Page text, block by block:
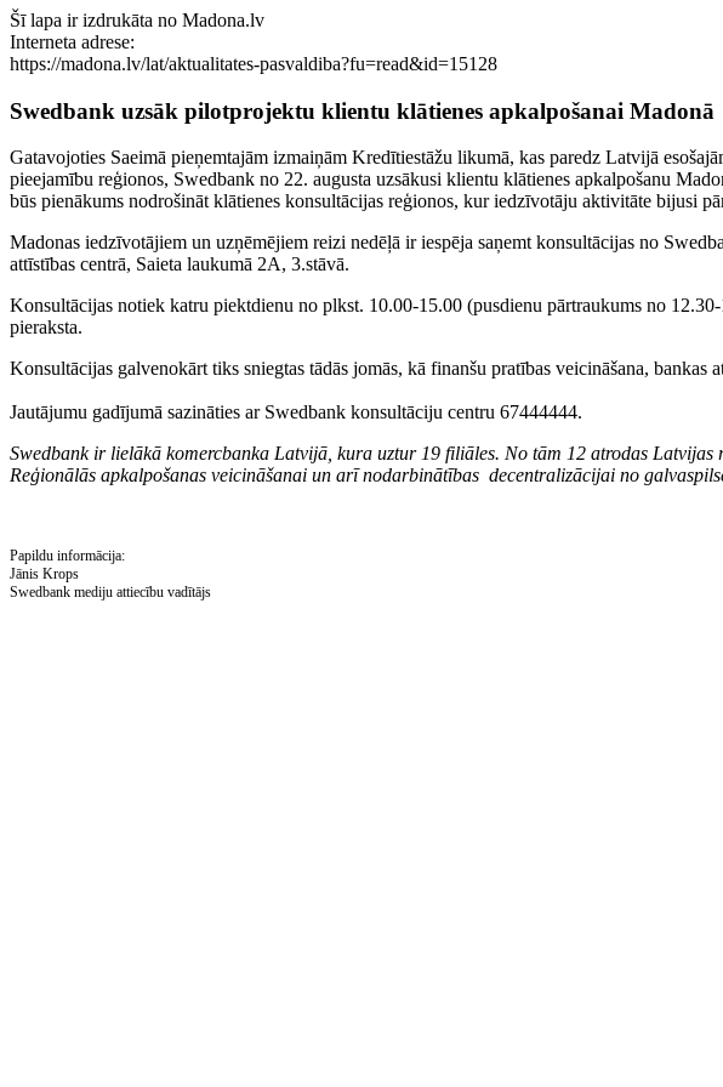
Šī lapa ir izdrukāta no Madona.lv
Interneta adrese:
https://madona.lv/lat/aktualitates-pasvaldiba?fu=read&id=15128
Swedbank uzsāk pilotprojektu klientu klātienes apkalpošanai Madonā
Gatavojoties Saeimā pieņemtajām izmaiņām Kredītiestāžu likumā, kas paredz Latvijā
pieejamību reģionos, Swedbank no 22. augusta uzsākusi klientu klātienes apkalpošanu
būs pienākums nodrošināt klātienes konsultācijas reģionos, kur iedzīvotāju aktivitāte bijusi
Madonas iedzīvotājiem un uzņēmējiem reizi nedēļā ir iespēja saņemt konsultācijas no
attīstības centrā, Saieta laukumā 2A, 3.stāvā.
Konsultācijas notiek katru piektdienu no plkst. 10.00-15.00 (pusdienu pārtraukums no
pieraksta.
Konsultācijas galvenokārt tiks sniegtas tādās jomās, kā finanšu pratības veicināšana, bankas
Jautājumu gadījumā sazināties ar Swedbank konsultāciju centru 67444444.
Swedbank ir lielākā komercbanka Latvijā, kura uztur 19 filiāles. No tām 12 atrodas
Reģionālās apkalpošanas veicināšanai un arī nodarbinātības decentralizācijai no
Papildu informācija:
Jānis Krops
Swedbank mediju attiecību vadītājs